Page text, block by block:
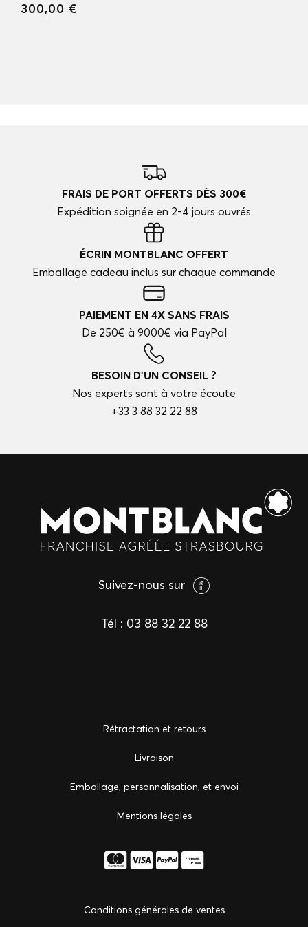
300,00 €
FRAIS DE PORT OFFERTS DÈS 300€
Expédition soignée en 2-4 jours ouvrés
ÉCRIN MONTBLANC OFFERT
Emballage cadeau inclus sur chaque commande
PAIEMENT EN 4X SANS FRAIS
De 250€ à 9000€ via PayPal
BESOIN D'UN CONSEIL ?
Nos experts sont à votre écoute
+33 3 88 32 22 88
Suivez-nous sur
Tél : 03 88 32 22 88
Rétractation et retours
Livraison
Emballage, personnalisation, et envoi
Mentions légales
Conditions générales de ventes